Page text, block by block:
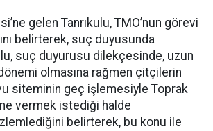
gelen Tanrıkulu, TMO’nun görevi
belirterek, suç duyusunda
suç duyurusu dilekçesinde, uzun
olmasına rağmen çitçilerin
siteminin geç işlemesiyle Toprak
vermek istediği halde
belirterek, bu konu ile